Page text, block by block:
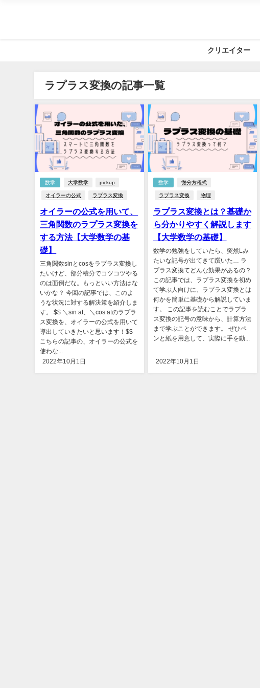
クリエイター
ラプラス変換の記事一覧
数学 大学数学 pickup
オイラーの公式 ラプラス変換
オイラーの公式を用いて、
三角関数のラプラス変換を
する方法【大学数学の基
礎】
三角関数sinとcosをラプラス変換し
たいけど、部分積分でコツコツやる
のは面倒だな。もっといい方法はな
いかな？ 今回の記事では、このよ
うな状況に対する解決策を紹介しま
す。 $$ ＼sin at、＼cos atのラプラ
ス変換を、オイラーの公式を用いて
導出していきたいと思います！$$
こちらの記事の、オイラーの公式を
使わな...
2022年10月1日
数学 微分方程式
ラプラス変換 物理
ラプラス変換とは？基礎か
ら分かりやすく解説します
【大学数学の基礎】
数学の勉強をしていたら、突然Lみ
たいな記号が出てきて躓いた… ラ
プラス変換てどんな効果があるの？
この記事では、ラプラス変換を初め
て学ぶ人向けに、ラプラス変換とは
何かを簡単に基礎から解説していま
す。 この記事を読むことでラプラ
ス変換の記号の意味から、計算方法
まで学ぶことができます。 ぜひペ
ンと紙を用意して、実際に手を動...
2022年10月1日